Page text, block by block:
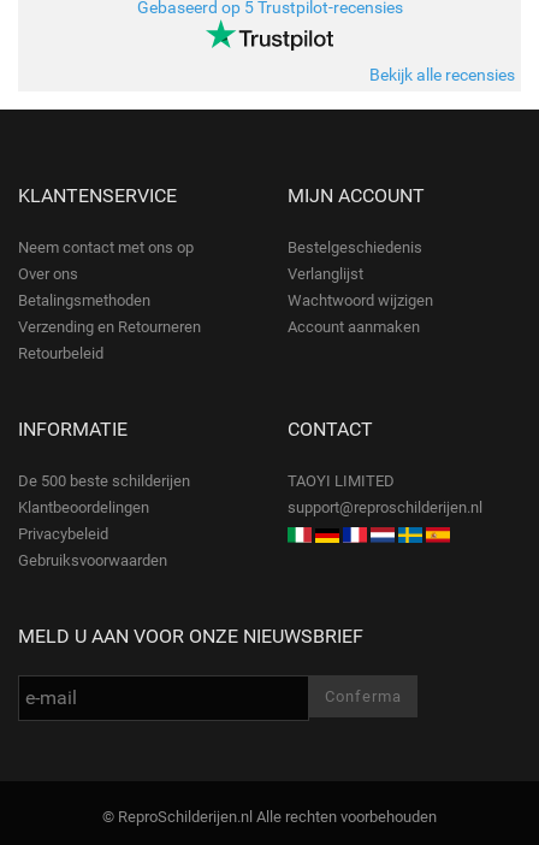
Gebaseerd op 5 Trustpilot-recensies
Bekijk alle recensies
KLANTENSERVICE
Neem contact met ons op
Over ons
Betalingsmethoden
Verzending en Retourneren
Retourbeleid
MIJN ACCOUNT
Bestelgeschiedenis
Verlanglijst
Wachtwoord wijzigen
Account aanmaken
INFORMATIE
De 500 beste schilderijen
Klantbeoordelingen
Privacybeleid
Gebruiksvoorwaarden
CONTACT
TAOYI LIMITED
support@reproschilderijen.nl
MELD U AAN VOOR ONZE NIEUWSBRIEF
© ReproSchilderijen.nl Alle rechten voorbehouden